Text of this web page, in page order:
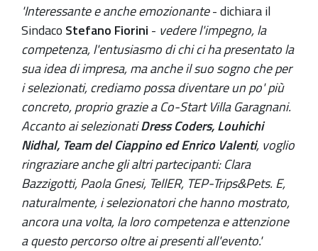
'Interessante e anche emozionante- dichiara il
Sindaco Stefano Fiorini - vedere l'impegno, la
competenza, l'entusiasmo di chi ci ha presentato la
sua idea di impresa, ma anche il suo sogno che per
i selezionati, crediamo possa diventare un po' più
concreto, proprio grazie a Co-Start Villa Garagnani.
Accanto ai selezionatiDress Coders, Louhichi
Nidhal, Team del Ciappino ed Enrico Valenti, voglio
ringraziare anche gli altri partecipanti: Clara
Bazzigotti, Paola Gnesi, TellER, TEP-Trips&Pets. E,
naturalmente, i selezionatori che hanno mostrato,
ancora una volta, la loro competenza e attenzione
a questo percorso oltre ai presenti all'evento.'